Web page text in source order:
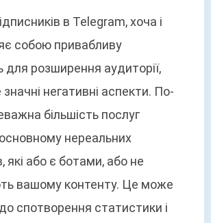
в Telegram, хоча і
собою привабливу
для розширення аудиторії,
негативні аспекти. По-
більшість послуг
нереальних
які або є ботами, або не
вашому контенту. Це може
спотворення статистики і